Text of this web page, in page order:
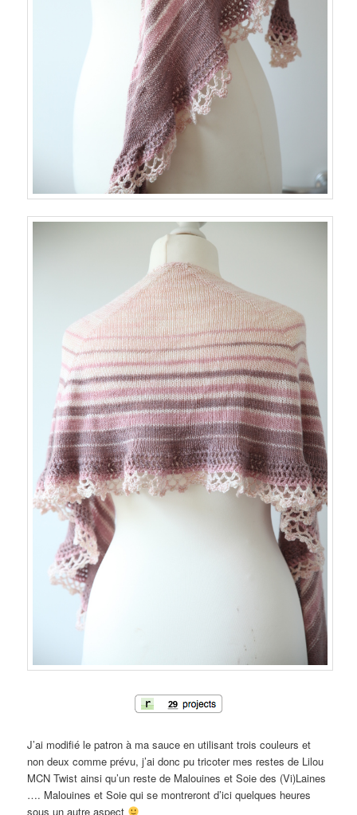
J’ai modifié le patron à ma sauce en utilisant trois couleurs et
non deux comme prévu, j’ai donc pu tricoter mes restes de Lilou
MCN Twist ainsi qu’un reste de Malouines et Soie des (Vi)Laines
…. Malouines et Soie qui se montreront d’ici quelques heures
sous un autre aspect